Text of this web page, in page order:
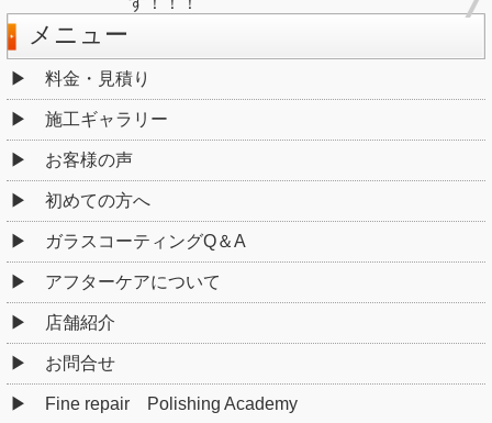
メニュー
料金・見積り
施工ギャラリー
お客様の声
初めての方へ
ガラスコーティングQ＆A
アフターケアについて
店舗紹介
お問合せ
Fine repair Polishing Academy